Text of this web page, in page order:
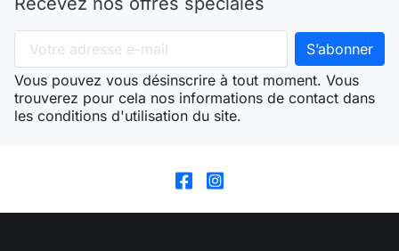
Vous pouvez vous désinscrire à tout moment. Vous
trouverez pour cela nos informations de contact dans
les conditions d'utilisation du site.